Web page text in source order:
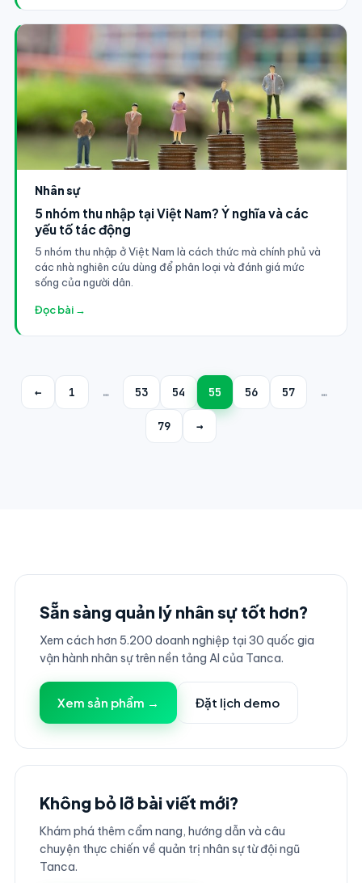
Nhân sự
5 nhóm thu nhập tại Việt Nam? Ý nghĩa và các
yếu tố tác động
5 nhóm thu nhập ở Việt Nam là cách thức mà chính phủ và
các nhà nghiên cứu dùng để phân loại và đánh giá mức
sống của người dân.
Đọc bài →
← 1 … 53 54 55 56 57 …
79 →
Sẵn sàng quản lý nhân sự tốt hơn?
Xem cách hơn 5.200 doanh nghiệp tại 30 quốc gia
vận hành nhân sự trên nền tảng AI của Tanca.
Xem sản phẩm → Đặt lịch demo
Không bỏ lỡ bài viết mới?
Khám phá thêm cẩm nang, hướng dẫn và câu
chuyện thực chiến về quản trị nhân sự từ đội ngũ
Tanca.